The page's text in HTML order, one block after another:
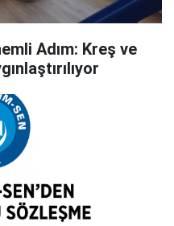
Adım: Kreş ve